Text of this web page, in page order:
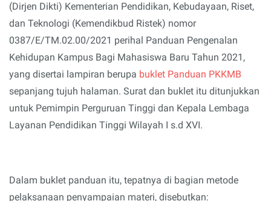
(Dirjen Dikti) Kementerian Pendidikan, Kebudayaan, Riset,
dan Teknologi (Kemendikbud Ristek) nomor
0387/E/TM.02.00/2021 perihal Panduan Pengenalan
Kehidupan Kampus Bagi Mahasiswa Baru Tahun 2021,
yang disertai lampiran berupa buklet Panduan PKKMB
sepanjang tujuh halaman. Surat dan buklet itu ditunjukkan
untuk Pemimpin Perguruan Tinggi dan Kepala Lembaga
Layanan Pendidikan Tinggi Wilayah I s.d XVI.
Dalam buklet panduan itu, tepatnya di bagian metode
pelaksanaan penyampaian materi, disebutkan: